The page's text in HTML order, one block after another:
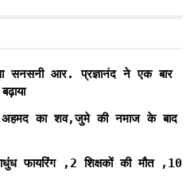
सनसनी आर. प्रज्ञानंद ने एक बार
अहमद का शव,जुमे की नमाज के बाद
फायरिंग ,2 शिक्षकों की मौत ,10